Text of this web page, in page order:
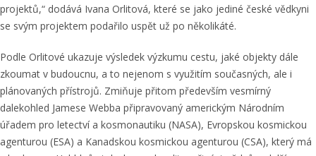
projektů,“ dodává Ivana Orlitová, které se jako jediné české vědkyni
se svým projektem podařilo uspět už po několikáté.
Podle Orlitové ukazuje výsledek výzkumu cestu, jaké objekty dále
zkoumat v budoucnu, a to nejenom s využitím současných, ale i
plánovaných přístrojů. Zmiňuje přitom především vesmírný
dalekohled Jamese Webba připravovaný americkým Národním
úřadem pro letectví a kosmonautiku (NASA), Evropskou kosmickou
agenturou (ESA) a Kanadskou kosmickou agenturou (CSA), který má